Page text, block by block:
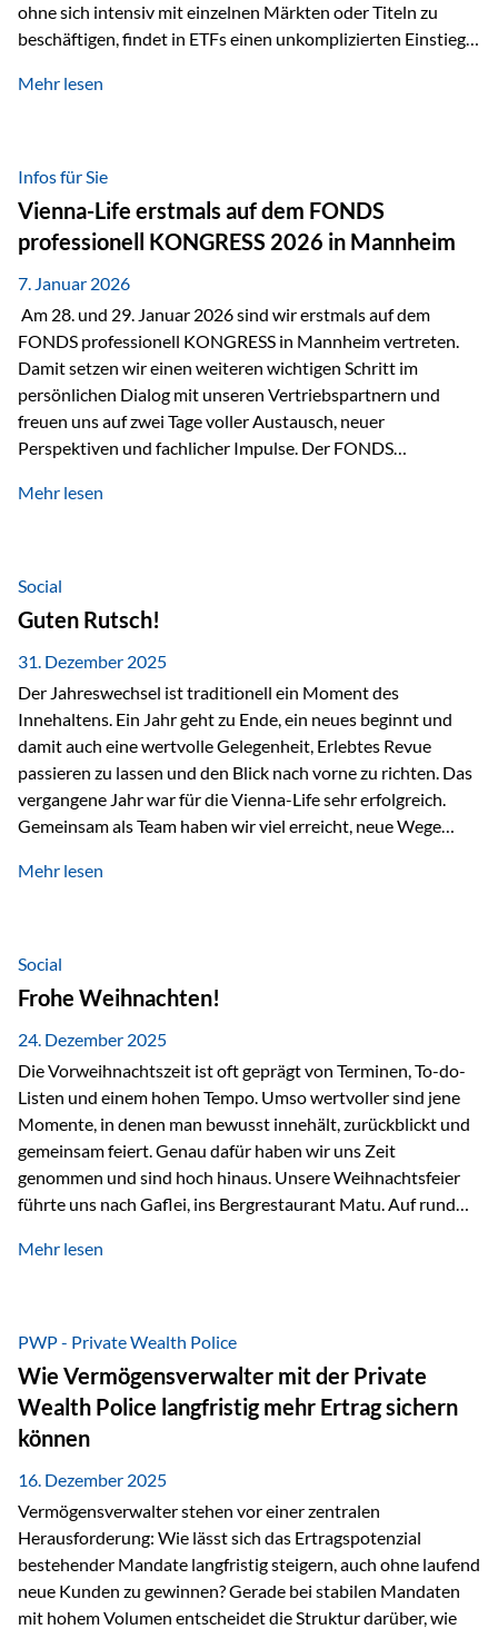
ohne sich intensiv mit einzelnen Märkten oder Titeln zu
beschäftigen, findet in ETFs einen unkomplizierten Einstieg
werden häufig kritisch betrachtet. Sie gelten als teurer,
Beide Ansätze haben ihre Berechtigung und ihre Stärken
entfalten sie oft gerade in Kombination. ETFs: Effizient, breit
gestreut und klar strukturiert…
Mehr lesen
Infos für Sie
Vienna-Life erstmals auf dem FONDS
professionell KONGRESS 2026 in Mannheim
7. Januar 2026
Am 28. und 29. Januar 2026 sind wir erstmals auf dem
FONDS professionell KONGRESS in Mannheim vertreten.
Damit setzen wir einen weiteren wichtigen Schritt im
persönlichen Dialog mit unseren Vertriebspartnern und
freuen uns auf zwei Tage voller Austausch, neuer
Perspektiven und fachlicher Impulse. Der FONDS
Branchentreffen für Finanz- und Versicherungsprofis im
Vermögensstrukturierung und Nachfolgeplanung
gemeinsam zu diskutieren. Persönlich für Sie vor Ort An
beiden Kongresstagen stehen Ihnen Maximilian
Fichtenbauer, Dirk…
Mehr lesen
Social
Guten Rutsch!
31. Dezember 2025
Der Jahreswechsel ist traditionell ein Moment des
Innehaltens. Ein Jahr geht zu Ende, ein neues beginnt und
damit auch eine wertvolle Gelegenheit, Erlebtes Revue
passieren zu lassen und den Blick nach vorne zu richten. Das
vergangene Jahr war für die Vienna-Life sehr erfolgreich.
Gemeinsam als Team haben wir viel erreicht, neue Wege
Veranstaltungen wie der Schnifisschnauf, aber auch unsere
starkes Miteinander ist. Neben diesen gemeinsamen
Erlebnissen konnten wir…
Mehr lesen
Social
Frohe Weihnachten!
24. Dezember 2025
Die Vorweihnachtszeit ist oft geprägt von Terminen, To-do-
Listen und einem hohen Tempo. Umso wertvoller sind jene
Momente, in denen man bewusst innehält, zurückblickt und
gemeinsam feiert. Genau dafür haben wir uns Zeit
genommen und sind hoch hinaus. Unsere Weihnachtsfeier
führte uns nach Gaflei, ins Bergrestaurant Matu. Auf rund
beeindruckendes Panorama, sondern auch etwas, das im
verschneiter Landschaft, bei feinem Essen, guter Musik und
einer entspannten…
Mehr lesen
PWP - Private Wealth Police
Wie Vermögensverwalter mit der Private
Wealth Police langfristig mehr Ertrag sichern
können
16. Dezember 2025
Vermögensverwalter stehen vor einer zentralen
Herausforderung: Wie lässt sich das Ertragspotenzial
bestehender Mandate langfristig steigern, auch ohne laufend
neue Kunden zu gewinnen? Gerade bei stabilen Mandaten
mit hohem Volumen entscheidet die Struktur darüber, wie